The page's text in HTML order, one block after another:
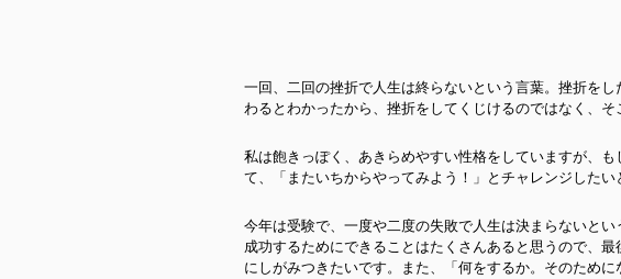
一回、二回の挫折で人生は終らないという言葉。挫折を
わるとわかったから、挫折をしてくじけるのではなく、そ
私は飽きっぽく、あきらめやすい性格をしていますが、
て、「またいちからやってみよう！」とチャレンジしたい
今年は受験で、一度や二度の失敗で人生は決まらないと
成功するためにできることはたくさんあると思うので、
にしがみつきたいです。また、「何をするか。そのため